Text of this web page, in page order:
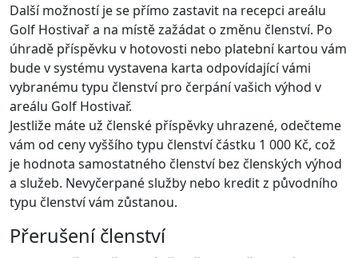
Další možností je se přímo zastavit na recepci areálu
Golf Hostivař a na místě zažádat o změnu členství. Po
úhradě příspěvku v hotovosti nebo platební kartou vám
bude v systému vystavena karta odpovídající vámi
vybranému typu členství pro čerpání vašich výhod v
areálu Golf Hostivař.
Jestliže máte už členské příspěvky uhrazené, odečteme
vám od ceny vyššího typu členství částku 1 000 Kč, což
je hodnota samostatného členství bez členských výhod
a služeb. Nevyčerpané služby nebo kredit z původního
typu členství vám zůstanou.
Přerušení členství